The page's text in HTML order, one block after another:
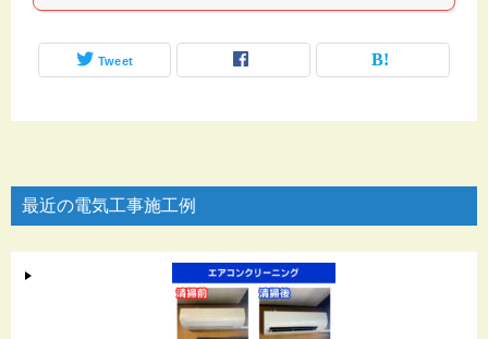
Tweet
最近の電気工事施工例